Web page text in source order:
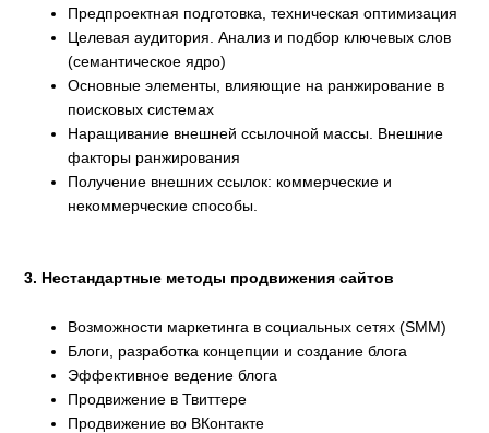
Предпроектная подготовка, техническая оптимизация
Целевая аудитория. Анализ и подбор ключевых слов
(семантическое ядро)
Основные элементы, влияющие на ранжирование в
поисковых системах
Наращивание внешней ссылочной массы. Внешние
факторы ранжирования
Получение внешних ссылок: коммерческие и
некоммерческие способы.
3. Нестандартные методы продвижения сайтов
Возможности маркетинга в социальных сетях (SMM)
Блоги, разработка концепции и создание блога
Эффективное ведение блога
Продвижение в Твиттере
Продвижение во ВКонтакте